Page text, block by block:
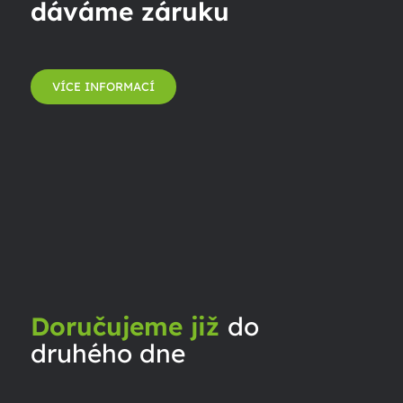
dáváme záruku
VÍCE INFORMACÍ
Doručujeme již do
druhého dne